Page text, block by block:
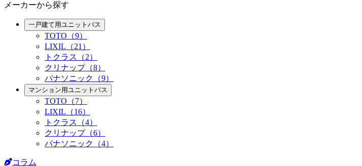
メーカーから探す
一戸建て用ユニットバス
TOTO（9）
LIXIL（21）
トクラス（2）
クリナップ（8）
パナソニック（9）
マンション用ユニットバス
TOTO（7）
LIXIL（16）
トクラス（4）
クリナップ（6）
パナソニック（4）
コラム